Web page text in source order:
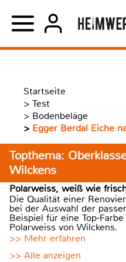
Startseite
> Test
> Bodenbeläge
> Egger Berdal Eiche
Topthema:
Wilckens
Polarweiss, weiß wie
Die Qualität einer
bei der Auswahl der
Beispiel für eine Top-
Polarweiss von Wilckens.
>> Mehr erfahren
>> Alle anzeigen